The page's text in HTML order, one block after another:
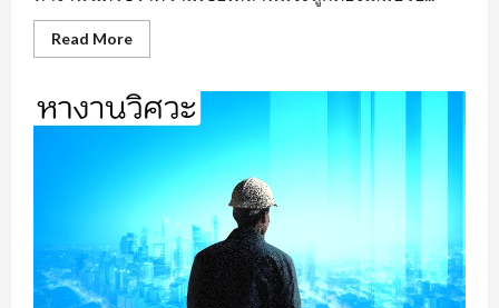
Read MoreRead
more
งาน
อยุธยา
ตาม